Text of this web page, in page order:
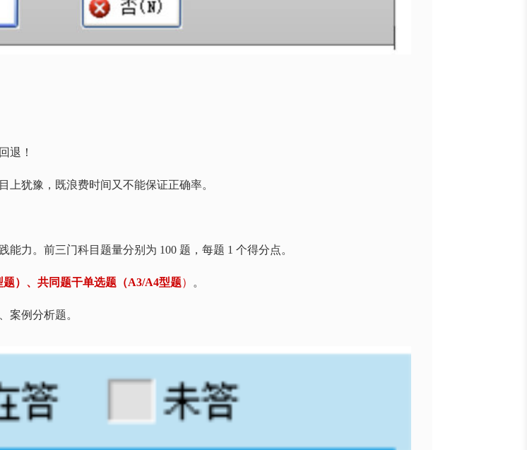
退！
上犹豫，既浪费时间又不能保证正确率。
能力。前三门科目题量分别为 100题，每题 1个得分点。
）、共同题干单选题（A3/A4型题） 。
案例分析题。